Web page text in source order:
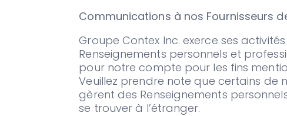
Communications à nos Fournisseurs
Groupe Contex Inc. exerce ses
Renseignements personnels et
pour notre compte pour les fins
Veuillez prendre note que certains de
gèrent des Renseignements
se trouver à l’étranger.